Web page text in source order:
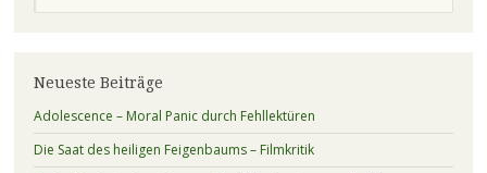
Neueste Beiträge
Adolescence – Moral Panic durch Fehllektüren
Die Saat des heiligen Feigenbaums – Filmkritik